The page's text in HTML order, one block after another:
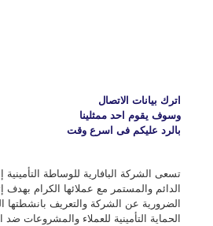
اترك بيانات الاتصال
وسوف يقوم احد ممثلينا
بالرد عليكم فى اسرع وقت
تسعى الشركة البافارية للوساطة
الدائم والمستمر مع عملائها الكرام بهدف
الضرورية عن الشركة والتعريف بانشطتها
الحماية التأمينية للعملاء والمشروعات ضد